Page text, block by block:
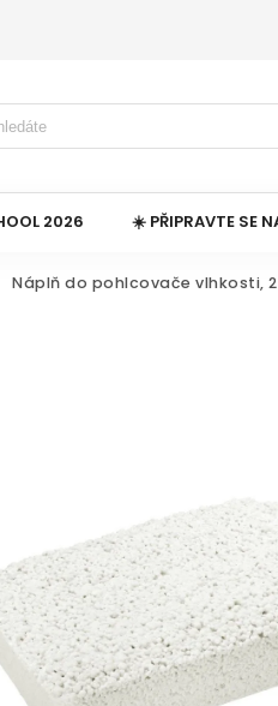
2026 ☀️ PŘIPRAVTE SE
Náplň do pohlcovače vlhkosti, 2